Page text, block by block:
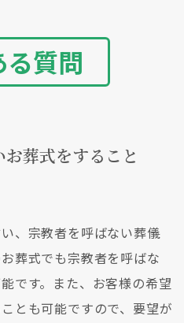
質問
葬式をすること
、宗教者を呼ばない葬儀
葬式でも宗教者を呼ばな
です。また、お客様の希望
とも可能ですので、要望が